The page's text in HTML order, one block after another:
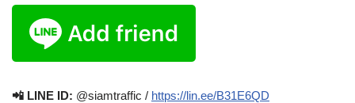
📲 LINE ID: @siamtraffic / https://lin.ee/B31E6QD